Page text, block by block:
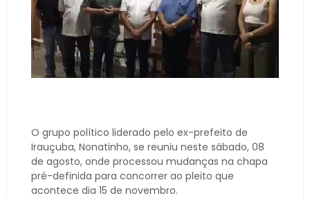
O grupo político liderado pelo ex-prefeito de
Irauçuba, Nonatinho, se reuniu neste sábado, 08
de agosto, onde processou mudanças na chapa
pré-definida para concorrer ao pleito que
acontece dia 15 de novembro.